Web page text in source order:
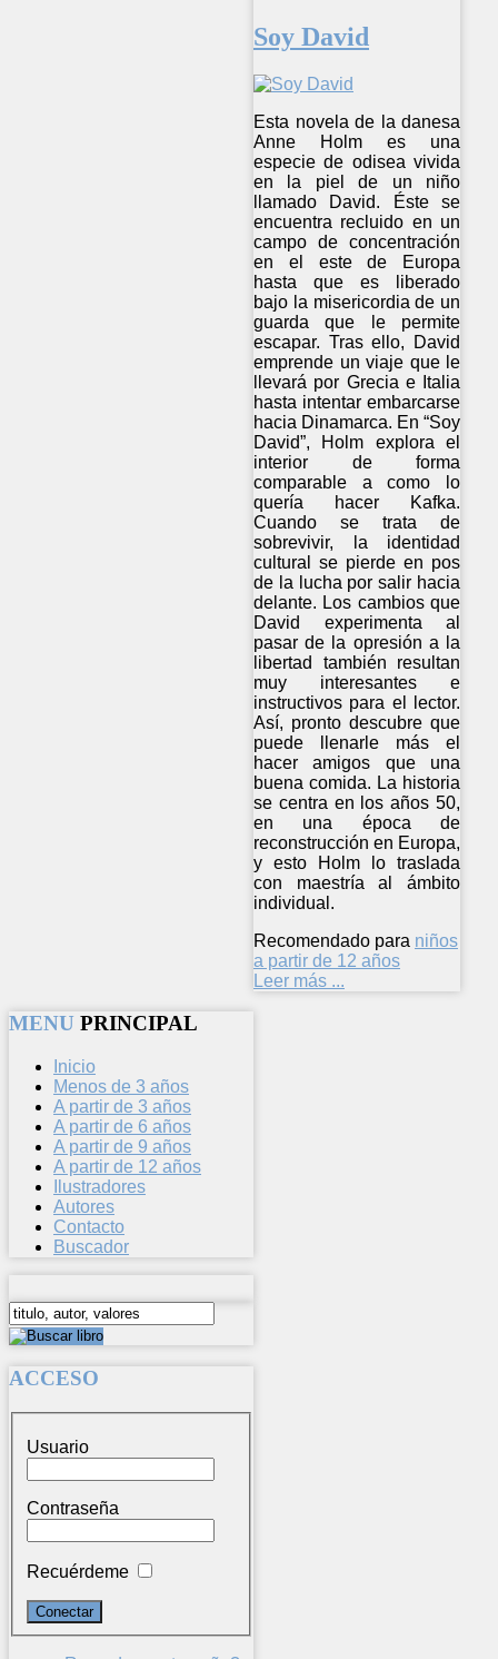
Soy David
Esta novela de la danesa
Anne Holm es una
especie de odisea vivida
en la piel de un niño
llamado David. Éste se
encuentra recluido en un
campo de concentración
en el este de Europa
hasta que es liberado
bajo la misericordia de un
guarda que le permite
escapar. Tras ello, David
emprende un viaje que le
llevará por Grecia e Italia
hasta intentar embarcarse
hacia Dinamarca. En “Soy
David”, Holm explora el
interior de forma
comparable a como lo
quería hacer Kafka.
Cuando se trata de
sobrevivir, la identidad
cultural se pierde en pos
de la lucha por salir hacia
delante. Los cambios que
David experimenta al
pasar de la opresión a la
libertad también resultan
muy interesantes e
instructivos para el lector.
Así, pronto descubre que
puede llenarle más el
hacer amigos que una
buena comida. La historia
se centra en los años 50,
en una época de
reconstrucción en Europa,
y esto Holm lo traslada
con maestría al ámbito
individual.
Recomendado para niños
a partir de 12 años
Leer más ...
MENU PRINCIPAL
Inicio
Menos de 3 años
A partir de 3 años
A partir de 6 años
A partir de 9 años
A partir de 12 años
Ilustradores
Autores
Contacto
Buscador
ACCESO
Usuario
Contraseña
Recuérdeme